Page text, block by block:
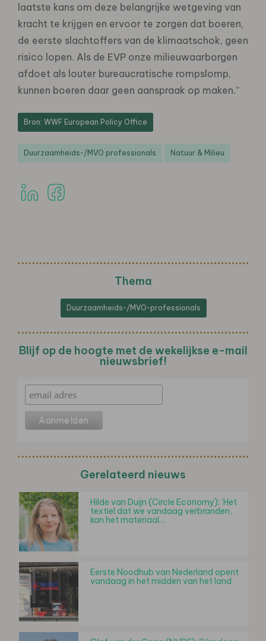
laatste kans om deze belangrijke wetgeving van
kracht te krijgen en ervoor te zorgen dat boeren,
de eerste slachtoffers van de klimaatschok, geen
risico lopen. Als de EVP onze milieuwaarborgen
afdoet als louter bureaucratische rompslomp,
kunnen boeren daar geen aanspraak op maken.”
Bron: WWF European Policy Office
Duurzaamheids-/MVO professionals Natuur & Milieu
Thema
Duurzaamheids-/MVO-professionals
Blijf op de hoogte met de wekelijkse e-mail
nieuwsbrief!
Gerelateerd nieuws
Hilde van Duijn (Circle Economy): 'Het
textiel dat we vandaag verbranden,
kan het materiaal…
Eerste Noodhub van Nederland opent
vandaag in het midden van het land